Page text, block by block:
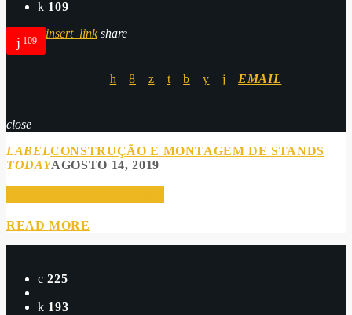
109
109
insert_link share
EMAIL
close
LABELCONSTRUÇÃO E MONTAGEM DE STANDS
TODAYAGOSTO 14, 2019
READ MORE
225
193